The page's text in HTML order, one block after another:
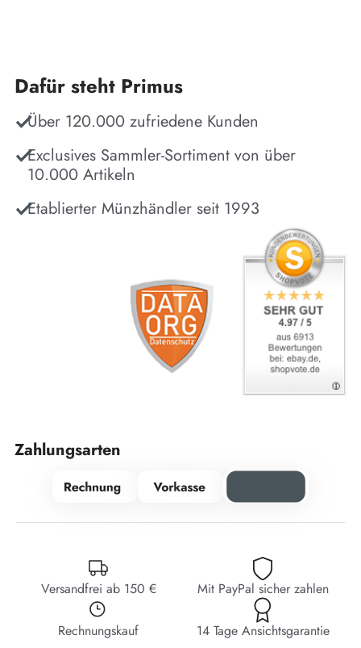
Dafür steht Primus
Über 120.000 zufriedene Kunden
Exclusives Sammler-Sortiment von über
10.000 Artikeln
Etablierter Münzhändler seit 1993
Zahlungsarten
Versandfrei ab 150 € Mit PayPal sicher zahlen
Rechnungskauf 14 Tage Ansichtsgarantie